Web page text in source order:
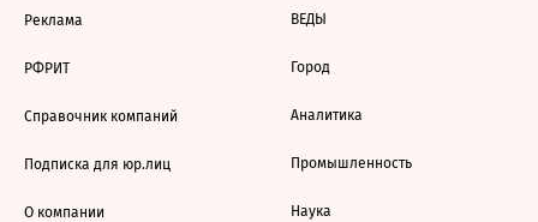
Реклама
РФРИТ
Справочник компаний
Подписка для юр.лиц
О компании
ВЕДЫ
Город
Аналитика
Промышленность
Наука